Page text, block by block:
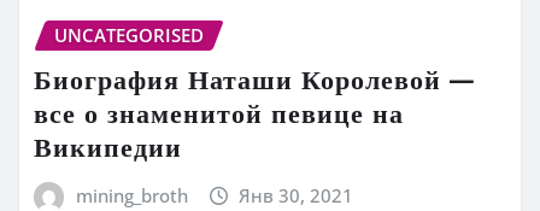
UNCATEGORISED
Биография Наташи Королевой —
все о знаменитой певице на
Википедии
mining_broth Янв 30, 2021